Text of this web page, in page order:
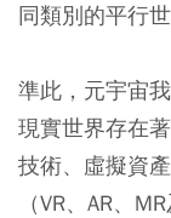
同類別的平行世
準此，元宇宙
現實世界存在
技術、虛擬資
（VR、AR、